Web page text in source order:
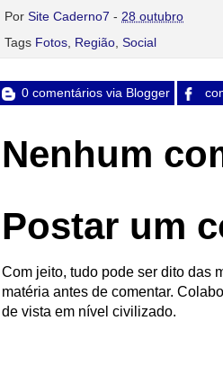
Por Site Caderno7 - 28 outubro
Tags Fotos Região Social
0 comentários via Blogger
Nenhum
Postar um
Com jeito, tudo pode ser dito das
matéria antes de comentar.
de vista em nível civilizado.